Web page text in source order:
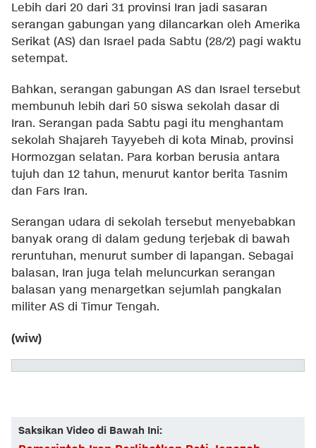
Lebih dari 20 dari 31 provinsi Iran jadi sasaran
serangan gabungan yang dilancarkan oleh Amerika
Serikat (AS) dan Israel pada Sabtu (28/2) pagi waktu
setempat.
Bahkan, serangan gabungan AS dan Israel tersebut
membunuh lebih dari 50 siswa sekolah dasar di
Iran. Serangan pada Sabtu pagi itu menghantam
sekolah Shajareh Tayyebeh di kota Minab, provinsi
Hormozgan selatan. Para korban berusia antara
tujuh dan 12 tahun, menurut kantor berita Tasnim
dan Fars Iran.
Serangan udara di sekolah tersebut menyebabkan
banyak orang di dalam gedung terjebak di bawah
reruntuhan, menurut sumber di lapangan. Sebagai
balasan, Iran juga telah meluncurkan serangan
balasan yang menargetkan sejumlah pangkalan
militer AS di Timur Tengah.
(wiw)
Saksikan Video di Bawah Ini: